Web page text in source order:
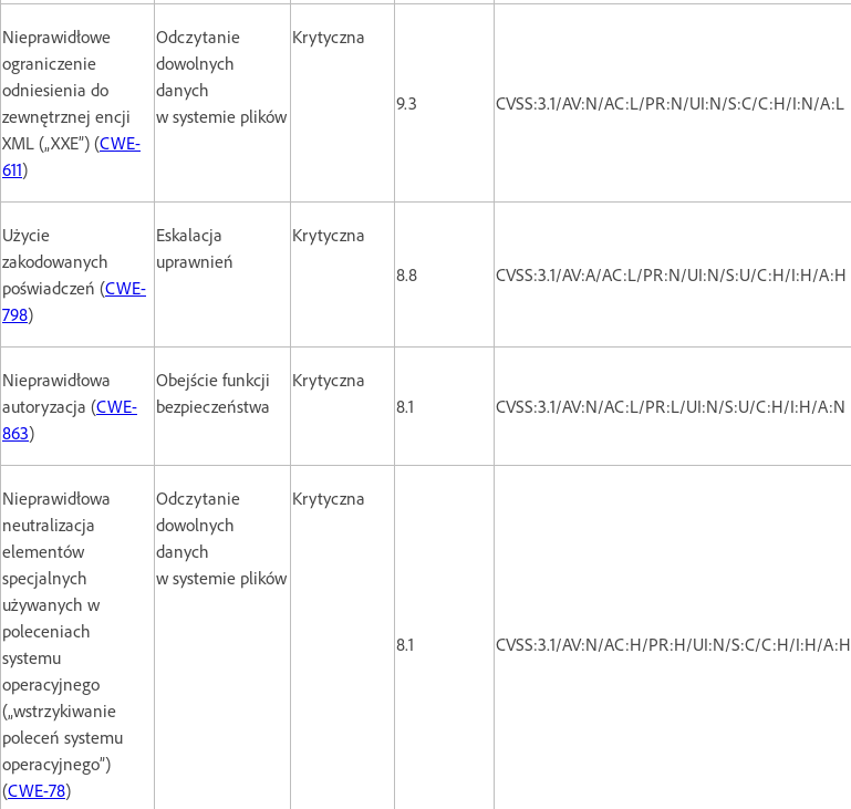
Nieprawidłowe
ograniczenie
odniesienia do
zewnętrznej encji
XML („XXE”) (CWE-
611)
Odczytanie
dowolnych
danych
w systemie plików
Krytyczna
9.3 CVSS:3.1/AV:N/AC:L/PR:N/UI:N/S:C/C:H/I:N/A:L
Użycie
zakodowanych
poświadczeń (CWE-
798)
Eskalacja
uprawnień
Krytyczna
8.8
CVSS:3.1/AV:A/AC:L/PR:N/UI:N/S:U/C:H/I:H/A:H
Nieprawidłowa
autoryzacja (CWE-
863)
Obejście funkcji
bezpieczeństwa
Krytyczna
8.1
CVSS:3.1/AV:N/AC:L/PR:L/UI:N/S:U/C:H/I:H/A:N
Nieprawidłowa
neutralizacja
elementów
specjalnych
używanych w
poleceniach
systemu
operacyjnego
(„wstrzykiwanie
poleceń systemu
operacyjnego”)
(CWE-78)
Odczytanie
dowolnych
danych
w systemie plików
Krytyczna
8.1 CVSS:3.1/AV:N/AC:H/PR:H/UI:N/S:C/C:H/I:H/A:H